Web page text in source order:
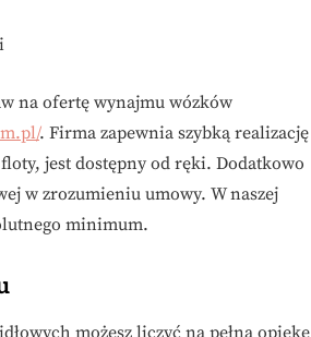
na ofertę wynajmu wózków
. Firma zapewnia szybką realizację
jest dostępny od ręki. Dodatkowo
w zrozumieniu umowy. W naszej
minimum.